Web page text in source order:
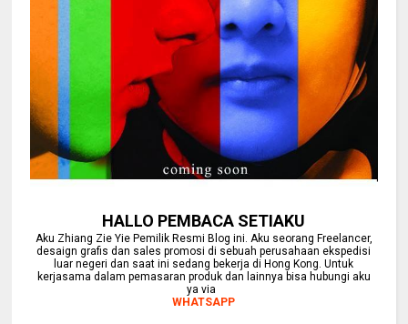
HALLO PEMBACA SETIAKU
Aku Zhiang Zie Yie Pemilik Resmi Blog ini. Aku seorang Freelancer,
desaign grafis dan sales promosi di sebuah perusahaan ekspedisi
luar negeri dan saat ini sedang bekerja di Hong Kong. Untuk
kerjasama dalam pemasaran produk dan lainnya bisa hubungi aku
ya via
WHATSAPP